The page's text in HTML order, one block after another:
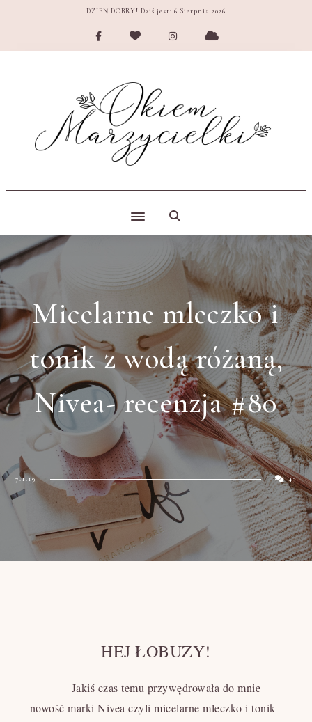
DZIEŃ DOBRY! Dziś jest: 6 Sierpnia 2026
Micelarne mleczko i
tonik z wodą różaną,
Nivea- recenzja #80
7.1.19 43
HEJ ŁOBUZY!
Jakiś czas temu przywędrowała do mnie
nowość marki Nivea czyli micelarne mleczko i tonik